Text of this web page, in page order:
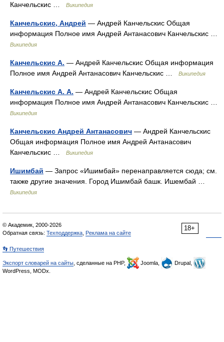
Канчельскис …
Википедия
Канчельскис, Андрей — Андрей Канчельскис Общая
информация Полное имя Андрей Антанасович Канчельскис …
Википедия
Канчельскис А. — Андрей Канчельскис Общая информация
Полное имя Андрей Антанасович Канчельскис …
Википедия
Канчельскис А. А. — Андрей Канчельскис Общая
информация Полное имя Андрей Антанасович Канчельскис …
Википедия
Канчельскис Андрей Антанасович — Андрей Канчельскис
Общая информация Полное имя Андрей Антанасович
Канчельскис …
Википедия
Ишимбай — Запрос «Ишимбай» перенаправляется сюда; см.
также другие значения. Город Ишимбай башк. Ишембай …
Википедия
18+
© Академик, 2000-2026
Обратная связь: Техподдержка Реклама на сайте
👣 Путешествия
Экспорт словарей на сайты , сделанные на PHP, Joomla,
Drupal,
WordPress, MODx.